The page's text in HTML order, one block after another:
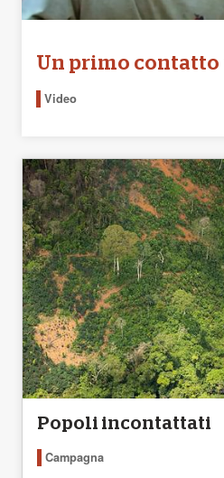
Un primo contatto
Video
Popoli incontattati
Campagna